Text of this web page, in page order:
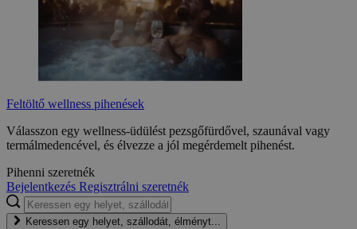
Feltöltő wellness pihenések
Válasszon egy wellness-üdülést pezsgőfürdővel, szaunával vagy
termálmedencével, és élvezze a jól megérdemelt pihenést.
Pihenni szeretnék
Bejelentkezés Regisztrálni szeretnék
Keressen egy helyet, szállodát, élményt...